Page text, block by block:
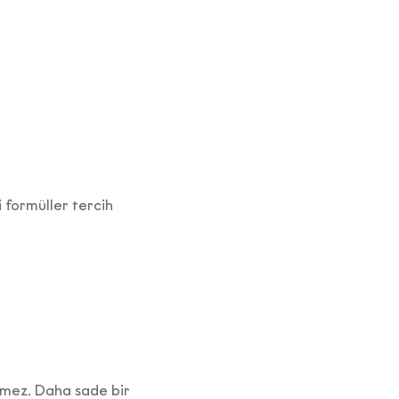
formüller tercih
Daha sade bir
11.